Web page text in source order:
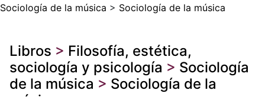
Sociología de la música > Sociología de la música
Libros > Filosofía, estética,
sociología y psicología > Sociología
de la música > Sociología de la